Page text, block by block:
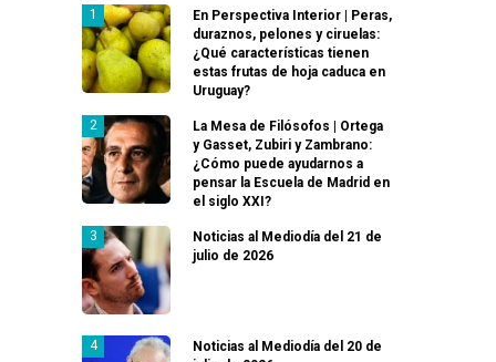
En Perspectiva Interior | Peras,
duraznos, pelones y ciruelas:
¿Qué características tienen
estas frutas de hoja caduca en
Uruguay?
La Mesa de Filósofos | Ortega
y Gasset, Zubiri y Zambrano:
¿Cómo puede ayudarnos a
pensar la Escuela de Madrid en
el siglo XXI?
Noticias al Mediodía del 21 de
julio de 2026
Noticias al Mediodía del 20 de